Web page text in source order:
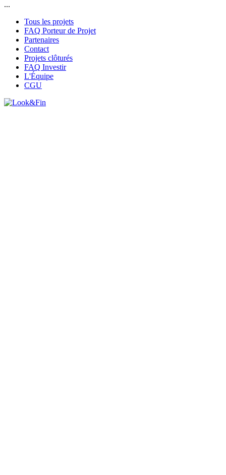
...
Tous les projets
FAQ Porteur de Projet
Partenaires
Contact
Projets clôturés
FAQ Investir
L'Équipe
CGU